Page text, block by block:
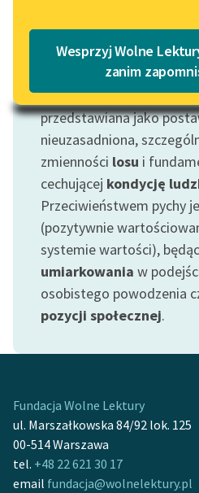
Lektury szkolne i klasyka
literatury do słuchania dla
uczennic i uczniów z
niepełnosprawnościami
E-kolekcja lektur
szkolnych i literatury do
słuchania dla uczennic i
uczniów z
niepełnosprawnościami
Feministyczne inspiracje.
Popularyzacja
skandynawskiej literatury
twórców przechodzących
do domeny publicznej,
lektur szkolnych oraz
Starego Testamentu
Wesprzyj Wolne
zanim
— bywa często głównym
charakteryzującym np.
(tak zarówno
Kochanowski
przedstawiana jako
nieuzasadniona,
zmienności losu i
cechującej kondycję
Przeciwieństwem pychy
(pozytywnie
systemie wartości),
umiarkowania w
osobistego powodzenia
pozycji społecznej.
Fundacja Wolne Lektury
ul. Marszałkowska 84/92 lok. 125
00-514 Warszawa
tel. +48 22 621 30 17
email fundacja@wolnelektury.pl